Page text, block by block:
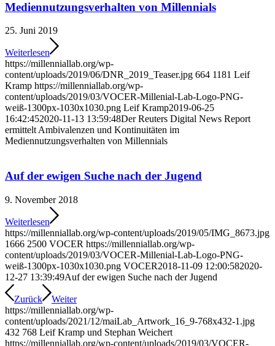
Mediennutzungsverhalten von Millennials
25. Juni 2019
Weiterlesen
https://millenniallab.org/wp-
content/uploads/2019/06/DNR_2019_Teaser.jpg 664 1181 Leif
Kramp https://millenniallab.org/wp-
content/uploads/2019/03/VOCER-Millenial-Lab-Logo-PNG-
weiß-1300px-1030x1030.png Leif Kramp2019-06-25
16:42:452020-11-13 13:59:48Der Reuters Digital News Report
ermittelt Ambivalenzen und Kontinuitäten im
Mediennutzungsverhalten von Millennials
Auf der ewigen Suche nach der Jugend
9. November 2018
Weiterlesen
https://millenniallab.org/wp-content/uploads/2019/05/IMG_8673.jpg
1666 2500 VOCER https://millenniallab.org/wp-
content/uploads/2019/03/VOCER-Millenial-Lab-Logo-PNG-
weiß-1300px-1030x1030.png VOCER2018-11-09 12:00:582020-
12-27 13:39:49Auf der ewigen Suche nach der Jugend
Zurück
Weiter
https://millenniallab.org/wp-
content/uploads/2021/12/maiLab_Artwork_16_9-768x432-1.jpg
432 768 Leif Kramp und Stephan Weichert
https://millenniallab.org/wp-content/uploads/2019/03/VOCER-